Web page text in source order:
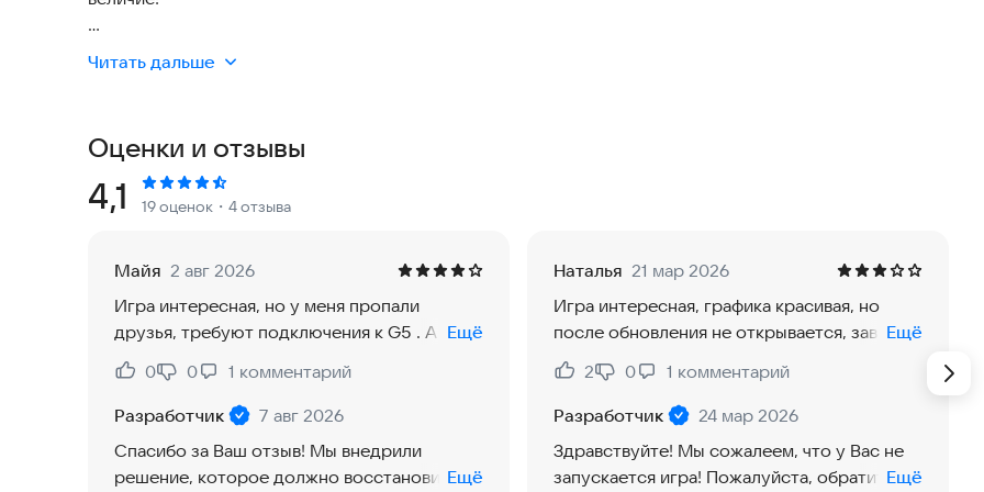
В «Сокровища Египта: Три в ряд» вам предстоит решать сотни увлекательных головоломок, собирать
древние артефакты, открывать новые территории и шаг за шагом возрождать величественный город
Разрушенные храмы, забытые статуи, выжженные солнцем улицы и покинутые кварталы — все это
ждет мастера, который сумеет вернуть Египту его прежнюю красоту и могущество. Каждый успешно
пройденный уровень «три в ряд» приносит ресурсы для строительства, открывает новые здания,
связанных между собой сюжетом, полным дворцовых интриг, коварных планов и исторических
событий достойных Нефертити, в красочной и яркой атмосфере Древнего Египта.
● Строительство города — восстанавливайте разрушенные здания, улучшайте кварталы и открывайте
новые территории Египта.
Читать дальше
Оценки и отзывы
Рейтинг:
4,1 19 оценок ・4 отзыва
Майя 2 авг 2026
Игра интересная, но у меня пропали
друзья, требуют подключения к G5 . А эта
функция не видит Интернета. Просто я
теперь выпала из состязаний. Жаль. Может,
и удалю игру.
Ещё
Нравится:
0
Не нравится:
0 1 комментарий
Разработчик
7 авг 2026
Спасибо за Ваш отзыв! Мы внедрили
решение, которое должно восстановитьЕщё
Наталья 21 мар 2026
Игра интересная, графика красивая, но
после обновления не открывается, зависла
и не погружается.
Ещё
Нравится:
2
Не нравится:
0 1 комментарий
Разработчик
24 мар 2026
Здравствуйте! Мы сожалеем, что у Вас не
запускается игра! Пожалуйста, обратитесь
Ещё